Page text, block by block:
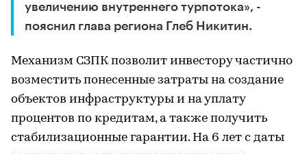
увеличению внутреннего турпотока», -
пояснил глава региона Глеб Никитин.
Механизм СЗПК позволит инвестору частично
возместить понесенные затраты на создание
объектов инфраструктуры и на уплату
процентов по кредитам, а также получить
стабилизационные гарантии. На 6 лет с даты